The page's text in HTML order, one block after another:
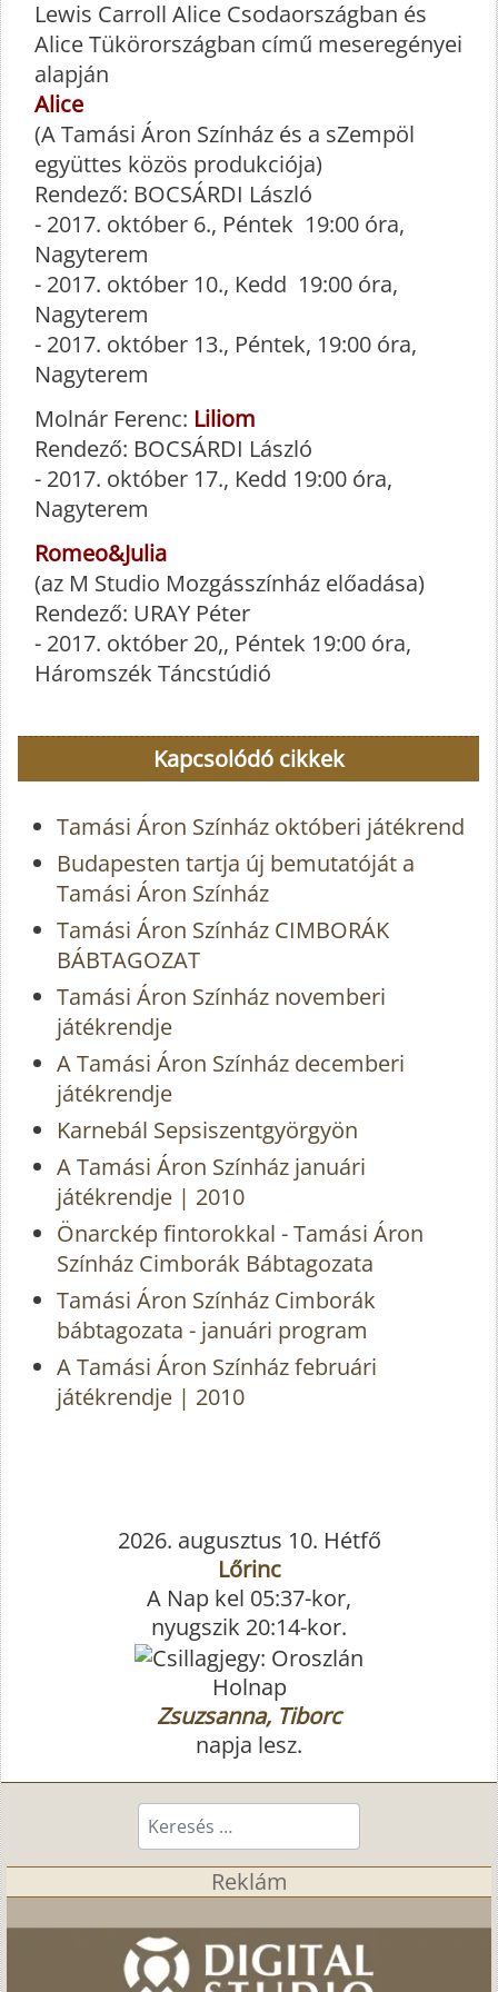
Lewis Carroll Alice Csodaországban és
Alice Tükörországban című meseregényei
alapján
Alice
(A Tamási Áron Színház és a sZempöl
együttes közös produkciója)
Rendező: BOCSÁRDI László
- 2017. október 6., Péntek 19:00 óra,
Nagyterem
- 2017. október 10., Kedd 19:00 óra,
Nagyterem
- 2017. október 13., Péntek, 19:00 óra,
Nagyterem
Molnár Ferenc: Liliom
Rendező: BOCSÁRDI László
- 2017. október 17., Kedd 19:00 óra,
Nagyterem
Romeo&Julia
(az M Studio Mozgásszínház előadása)
Rendező: URAY Péter
- 2017. október 20,, Péntek 19:00 óra,
Háromszék Táncstúdió
Kapcsolódó cikkek
Tamási Áron Színház októberi játékrend
Budapesten tartja új bemutatóját a
Tamási Áron Színház
Tamási Áron Színház CIMBORÁK
BÁBTAGOZAT
Tamási Áron Színház novemberi
játékrendje
A Tamási Áron Színház decemberi
játékrendje
Karnebál Sepsiszentgyörgyön
A Tamási Áron Színház januári
játékrendje | 2010
Önarckép fintorokkal - Tamási Áron
Színház Cimborák Bábtagozata
Tamási Áron Színház Cimborák
bábtagozata - januári program
A Tamási Áron Színház februári
játékrendje | 2010
2026. augusztus 10. Hétfő
Lőrinc
A Nap kel 05:37-kor,
nyugszik 20:14-kor.
Holnap
Zsuzsanna, Tiborc
napja lesz.
Keresés...
Reklám